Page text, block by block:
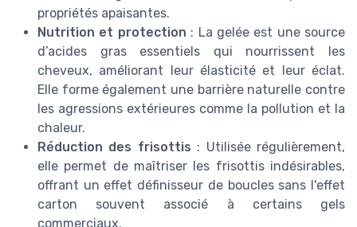
propriétés apaisantes.
Nutrition et protection : La gelée est une source
d’acides gras essentiels qui nourrissent les
cheveux, améliorant leur élasticité et leur éclat.
Elle forme également une barrière naturelle contre
les agressions extérieures comme la pollution et la
chaleur.
Réduction des frisottis : Utilisée régulièrement,
elle permet de maîtriser les frisottis indésirables,
offrant un effet définisseur de boucles sans l'effet
carton souvent associé à certains gels
commerciaux.